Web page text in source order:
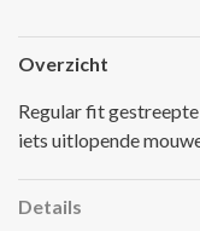
Overzicht
Regular fit
iets uitlopende
Details